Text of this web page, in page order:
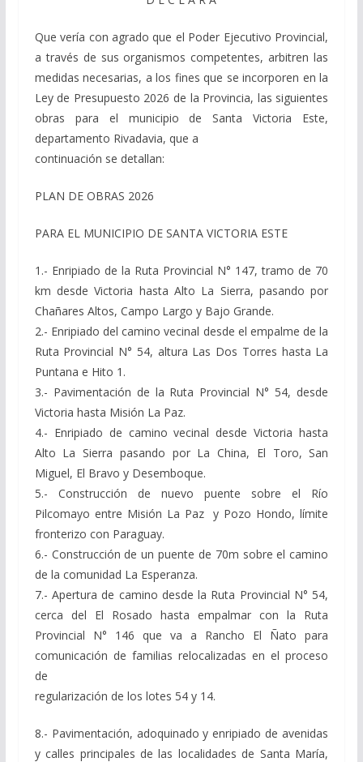
Que vería con agrado que el Poder Ejecutivo Provincial,
a través de sus organismos competentes, arbitren las
medidas necesarias, a los fines que se incorporen en la
Ley de Presupuesto 2026 de la Provincia, las siguientes
obras para el municipio de Santa Victoria Este,
departamento Rivadavia, que a
continuación se detallan:
PLAN DE OBRAS 2026
PARA EL MUNICIPIO DE SANTA VICTORIA ESTE
1.- Enripiado de la Ruta Provincial N° 147, tramo de 70
km desde Victoria hasta Alto La Sierra, pasando por
Chañares Altos, Campo Largo y Bajo Grande.
2.- Enripiado del camino vecinal desde el empalme de la
Ruta Provincial N° 54, altura Las Dos Torres hasta La
Puntana e Hito 1.
3.- Pavimentación de la Ruta Provincial N° 54, desde
Victoria hasta Misión La Paz.
4.- Enripiado de camino vecinal desde Victoria hasta
Alto La Sierra pasando por La China, El Toro, San
Miguel, El Bravo y Desemboque.
5.- Construcción de nuevo puente sobre el Río
Pilcomayo entre Misión La Paz y Pozo Hondo, límite
fronterizo con Paraguay.
6.- Construcción de un puente de 70m sobre el camino
de la comunidad La Esperanza.
7.- Apertura de camino desde la Ruta Provincial N° 54,
cerca del El Rosado hasta empalmar con la Ruta
Provincial N° 146 que va a Rancho El Ñato para
comunicación de familias relocalizadas en el proceso
de
regularización de los lotes 54 y 14.
8.- Pavimentación, adoquinado y enripiado de avenidas
y calles principales de las localidades de Santa María,